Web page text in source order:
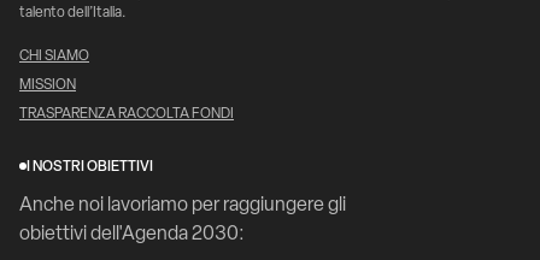
talento dell’Italia.
CHI SIAMO
MISSION
TRASPARENZA RACCOLTA FONDI
I NOSTRI OBIETTIVI
Anche noi lavoriamo per raggiungere gli
obiettivi dell'Agenda 2030: